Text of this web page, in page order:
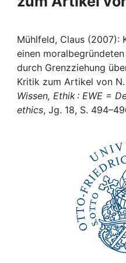
My FIS
Help
Mühlfeld, Claus (2007):
einen
durch Grenzziehung
Kritik zum Artikel von
Wissen, Ethik : EWE =
ethics, Jg. 18, S.